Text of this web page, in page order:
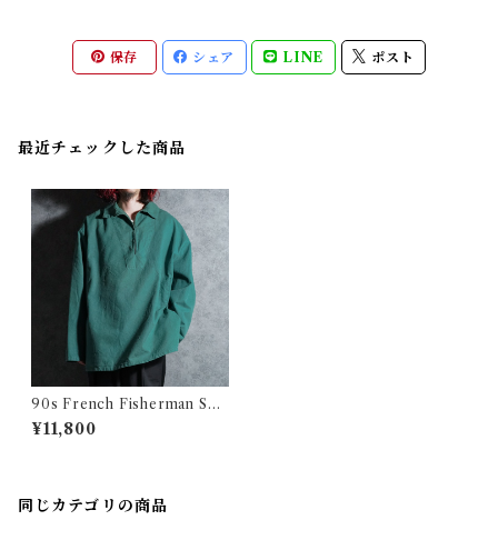
保存 シェア LINE ポスト
最近チェックした商品
90s French Fisherman Sm
ock Shirts Green フレンチ
フィッシャーマン スモック グ
¥11,800
同じカテゴリの商品